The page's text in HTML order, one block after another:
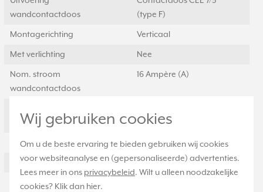
Wij gebruiken cookies
Om u de beste ervaring te bieden gebruiken wij cookies
voor websiteanalyse en (gepersonaliseerde) advertenties.
Lees meer in ons privacybeleid. Wilt u alleen noodzakelijke
cookies? Klik dan hier.
wandcontactdoos
(type F)
Montagerichting Verticaal
Met verlichting Nee
Nom. stroom
wandcontactdoos
16 Ampère (A)
(vergelijkbaar)
Meeschakelende nul Nee
Transparant Nee
Uitvoering oppervlakte